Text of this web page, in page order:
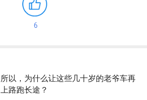
6
所以，为什么让这些几十岁的老爷车再
上路跑长途？